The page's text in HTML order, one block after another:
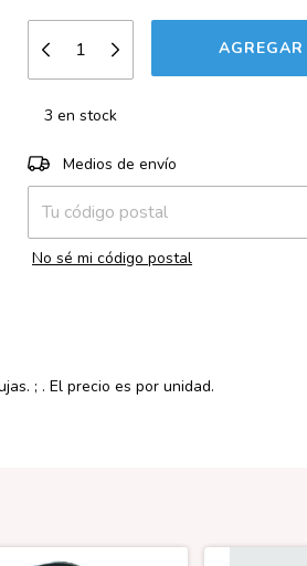
3 en stock
Entregas para el CP:
Medios de envío
No sé mi código postal
; . El precio es por unidad.